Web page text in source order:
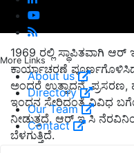
More Links
About us
Directory
Our Team
Contact
1969 ರಲ್ಲಿ ಸ್ಥಾಪಿತವಾಗಿ
ಕಾರ್ಯಾಚರಣೆ
ಅಂದರೆ ಉತ್ಪಾದನೆ, ಪ್ರಸರಣ,
ಇಂಧನ ಸೇರಿದಂತೆ ವಿವಿಧ
ನೀಡುತ್ತದೆ. ಆರ್ ಇ ಸಿ
ಬೆಳಗುತ್ತಿದೆ.